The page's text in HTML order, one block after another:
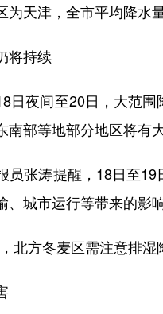
天津，全市平均降水
持续
夜间至20日，大范围
部等地部分地区将有
张涛提醒，18日至19
城市运行等带来的影响
方冬麦区需注意排湿